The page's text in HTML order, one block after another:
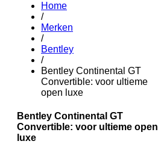
Home
/
Merken
/
Bentley
/
Bentley Continental GT
Convertible: voor ultieme
open luxe
Bentley Continental GT
Convertible: voor ultieme open
luxe